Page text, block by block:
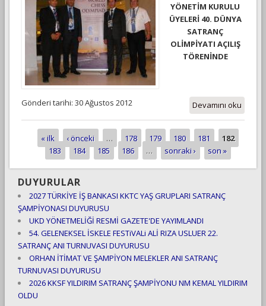
YÖNETİM KURULU
ÜYELERİ 40. DÜNYA
SATRANÇ
OLİMPİYATI AÇILIŞ
TÖRENİNDE
Devamını oku
Gönderi tarihi: 30 Ağustos 2012
Sayfalar
« ilk ‹ önceki … 178 179 180 181
182
183
184 185 186 … sonraki › son »
DUYURULAR
2027 TÜRKİYE İŞ BANKASI KKTC YAŞ GRUPLARI SATRANÇ
ŞAMPİYONASI DUYURUSU
UKD YÖNETMELİĞİ RESMİ GAZETE'DE YAYIMLANDI
54. GELENEKSEL İSKELE FESTiVALi ALİ RIZA USLUER 22.
SATRANÇ ANI TURNUVASI DUYURUSU
ORHAN İTİMAT VE ŞAMPİYON MELEKLER ANI SATRANÇ
TURNUVASI DUYURUSU
2026 KKSF YILDIRIM SATRANÇ ŞAMPİYONU NM KEMAL YILDIRIM
OLDU